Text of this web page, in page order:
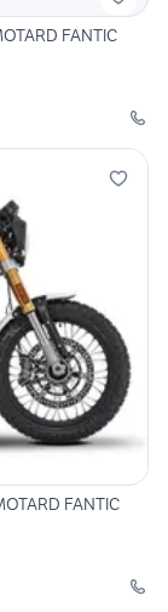
FANTIC
FANTIC